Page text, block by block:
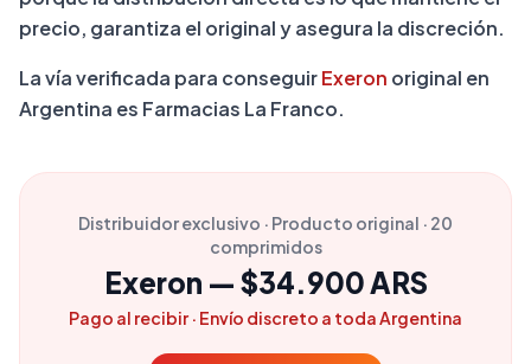
precio, garantiza el original y asegura la discreción.
La vía verificada para conseguirExeron original en
Argentina es Farmacias La Franco.
Distribuidor exclusivo · Producto original · 20
comprimidos
Exeron — $34.900 ARS
Pago al recibir · Envío discreto a toda Argentina